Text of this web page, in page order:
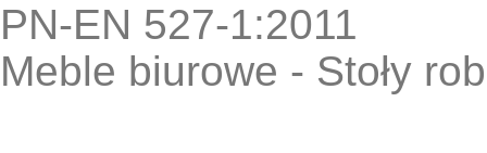
PN-EN 527-1:2011
Meble biurowe - Stoły